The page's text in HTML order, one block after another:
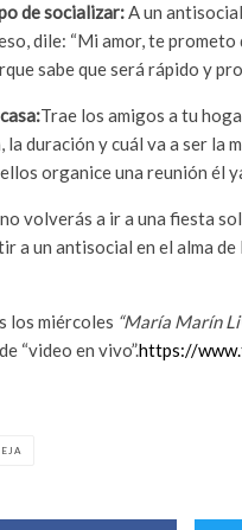
de socializar:A un
dile: “Mi amor, te
sabe que será rápido y
Trae los amigos a tu
la duración y cuál va a ser la
organice una reunión él
volverás a ir a una fiesta
a un antisocial en el alma
los miércoles “María Marín
“video en vivo”.https://